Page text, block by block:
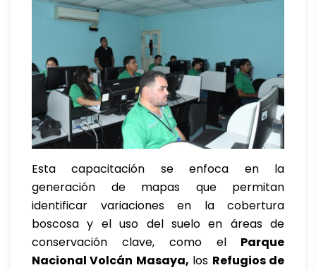
Esta capacitación se enfoca en la
generación de mapas que permitan
identificar variaciones en la cobertura
boscosa y el uso del suelo en áreas de
conservación clave, como el Parque
Nacional Volcán Masaya, los Refugios de